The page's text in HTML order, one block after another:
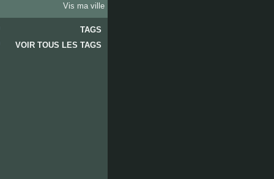
Vis ma ville
TAGS
VOIR TOUS LES TAGS